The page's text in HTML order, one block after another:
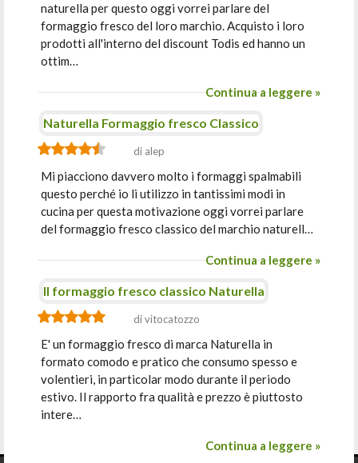
naturella per questo oggi vorrei parlare del
formaggio fresco del loro marchio. Acquisto i loro
prodotti all'interno del discount Todis ed hanno un
ottim…
Continua a leggere »
Naturella Formaggio fresco Classico
di alep
Mi piacciono davvero molto i formaggi spalmabili
questo perché io li utilizzo in tantissimi modi in
cucina per questa motivazione oggi vorrei parlare
del formaggio fresco classico del marchio naturell…
Continua a leggere »
Il formaggio fresco classico Naturella
di vitocatozzo
E' un formaggio fresco di marca Naturella in
formato comodo e pratico che consumo spesso e
volentieri, in particolar modo durante il periodo
estivo. Il rapporto fra qualità e prezzo è piuttosto
intere…
Continua a leggere »